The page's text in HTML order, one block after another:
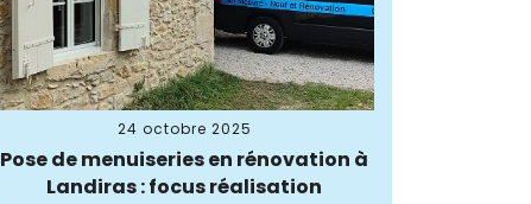
24 octobre 2025
Pose de menuiseries en rénovation à
Landiras : focus réalisation